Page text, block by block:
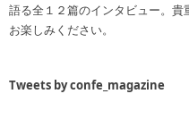
語る全１２篇のインタビュー。
お楽しみください。
Tweets by confe_magazine